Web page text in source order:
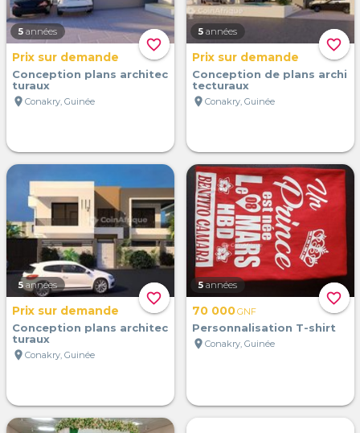
favorite_border
5 années
Prix sur demande
Conception plans architec
turaux
location_on Conakry, Guinée
favorite_border
5 années
Prix sur demande
Conception de plans archi
tecturaux
location_on Conakry, Guinée
favorite_border
5 années
Prix sur demande
Conception plans architec
turaux
location_on Conakry, Guinée
favorite_border
5 années
70 000GNF
Personnalisation T-shirt
location_on Conakry, Guinée